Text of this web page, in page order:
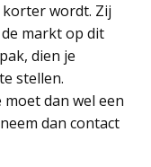
wordt. Zij
markt op dit
dien je
stellen.
dan wel een
dan contact